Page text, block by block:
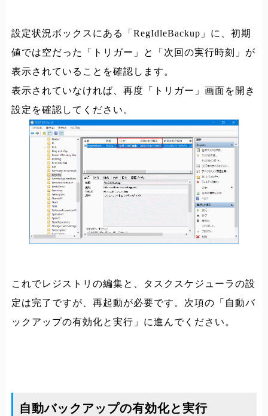
設定状況ボックスにある「RegIdleBackup」に、初期
値では空だった「トリガー」と「次回の実行時刻」が
表示されていることを確認します。
表示されていなければ、再度「トリガー」画面を開き
設定を確認してください。
これでレジストリの編集と、タスクスケジューラの設
定は完了ですが、再起動が必要です。次項の「自動バ
ックアップの有効化と実行」に進んでください。
自動バックアップの有効化と実行